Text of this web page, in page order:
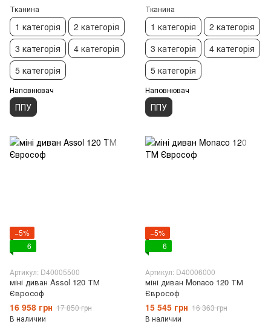
Тканина
1 категорія
2 категорія
3 категорія
4 категорія
5 категорія
Наповнювач
ППУ
Тканина
1 категорія
2 категорія
3 категорія
4 категорія
5 категорія
Наповнювач
ППУ
−5%
6
Артикул: D40005500
міні диван Assol 120 ТМ
Єврософ
16 958 грн 17 850 грн
В наличии
−5%
6
Артикул: D40006000
міні диван Monaco 120 ТМ
Єврософ
15 545 грн 16 363 грн
В наличии